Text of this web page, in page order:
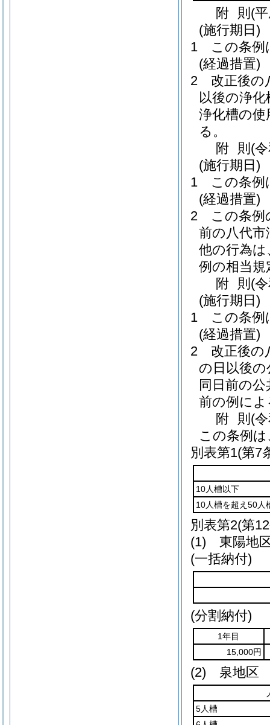
附 則 (
(施行期日)
1
この条例
(経過措置)
2
改正後の
以後の浄
浄化槽の
る。
附 則 (
(施行期日)
1
この条例
(経過措置)
2
この条例
前の八代
他の行為
例の相当
附 則 (
(施行期日)
1
この条例
(経過措置)
2
改正後の
の日以後
同日前の
前の例によ
附 則 (
この条例
別表第1(第7
10人槽以下
10人槽を超え50人
別表第2(第
(1) 東陽地
(一括納付)
(分割納付)
1年目
15,000円
(2) 泉地区
5人槽